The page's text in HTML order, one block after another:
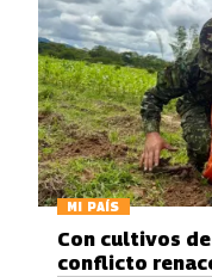
MI PAÍS
Con cultivos
conflicto